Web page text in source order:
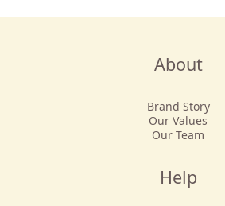
About
Brand Story
Our Values
Our Team
Help